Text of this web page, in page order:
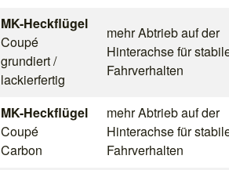
MK-Heckflügel
Coupé
grundiert /
lackierfertig
mehr Abtrieb auf der
Hinterachse für
Fahrverhalten
MK-Heckflügel
Coupé
Carbon
mehr Abtrieb auf der
Hinterachse für
Fahrverhalten